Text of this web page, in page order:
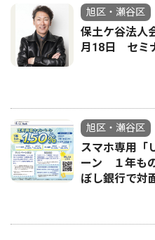
旭区・瀬谷区
保土ケ谷法
月18日 セミ
旭区・瀬谷区
スマホ専用「
ーン １年も
ぼし銀行で対